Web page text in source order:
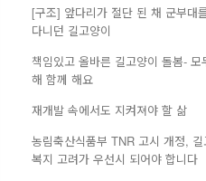
[구조] 앞다리가 절단 된 채 군부대
다니던 길고양이
책임있고 올바른 길고양이 돌봄- 모
해 함께 해요
재개발 속에서도 지켜져야 할 삶
농림축산식품부 TNR 고시 개정, 길
복지 고려가 우선시 되어야 합니다